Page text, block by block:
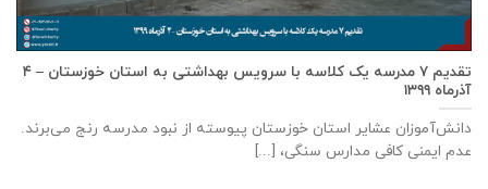
تقدیم ۷ مدرسه یک کلاسه با سرويس بهداشتی به استان خوزستان – ۴
آذر‌ماه ۱۳۹۹
دانش‌آموزان عشایر استان خوزستان پيوسته از نبود مدرسه رنج می‌برند.
عدم ایمنی کافی مدارس سنگی، [...]